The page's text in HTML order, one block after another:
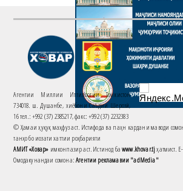
Агентии Миллии Иттилоотии Тоҷикистон
734018. ш. Душанбе, хиёбони Саъдии Шерозӣ,
16 тел.: +992 (37) 2385217, факс: +992 (37) 2232383
© Ҳамаи ҳуқуқ маҳфуз аст. Истифода ва паҳн кардани маводи
танҳо бо иҷозати хаттии роҳбарияти
АМИТ «Ховар» имконпазир аст. Истинод баwww.khovar.tjҳатмист.
Омодакунандаи сомона:Агентии рекламавии "adMedia"